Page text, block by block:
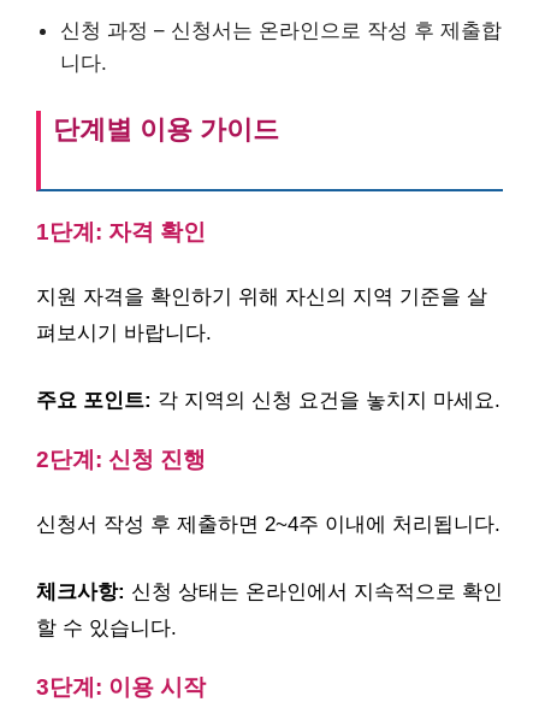
신청 과정 – 신청서는 온라인으로 작성 후 제출합
니다.
단계별 이용 가이드
1단계: 자격 확인
지원 자격을 확인하기 위해 자신의 지역 기준을 살
펴보시기 바랍니다.
주요 포인트: 각 지역의 신청 요건을 놓치지 마세요.
2단계: 신청 진행
신청서 작성 후 제출하면 2~4주 이내에 처리됩니다.
체크사항: 신청 상태는 온라인에서 지속적으로 확인
할 수 있습니다.
3단계: 이용 시작